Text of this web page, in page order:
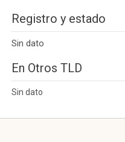
Registro y estado
Sin dato
En Otros TLD
Sin dato